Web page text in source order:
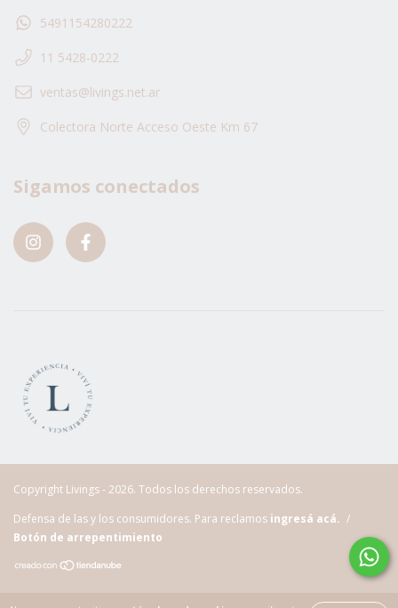
5491154280222
11 5428-0222
ventas@livings.net.ar
Colectora Norte Acceso Oeste Km 67
Sigamos conectados
Copyright Livings - 2026. Todos los derechos reservados.
Defensa de las y los consumidores. Para reclamos ingresá acá. /
Botón de arrepentimiento